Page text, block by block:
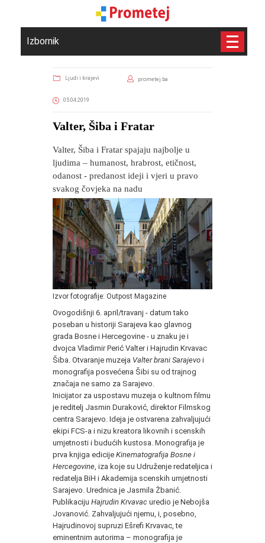
Izbornik
Ljudi i krajevi prometej.ba
05.04.2019
Valter, Šiba i Fratar
Valter, Šiba i Fratar spajaju najbolje u
ljudima – humanost, hrabrost, etičnost,
odanost - predanost ideji i vjeri u pravo
svakog čovjeka na nadu
Izvor fotografije: Outpost Magazine
Ovogodišnji 6. april/travanj - datum tako
poseban u historiji Sarajeva kao glavnog
grada Bosne i Hercegovine - u znaku je i
dvojca Vladimir Perić Valter i Hajrudin Krvavac
Šiba. Otvaranje muzeja Valter brani Sarajevo i
monografija posvećena Šibi su od trajnog
značaja ne samo za Sarajevo.
Inicijator za uspostavu muzeja o kultnom filmu
je reditelj Jasmin Duraković, direktor Filmskog
centra Sarajevo. Ideja je ostvarena zahvaljujući
ekipi FCS-a i nizu kreatora likovnih i scenskih
umjetnosti i budućih kustosa. Monografija je
prva knjiga edicije Kinematografija Bosne i
Hercegovine , iza koje su Udruženje redateljica i
redatelja BiH i Akademija scenskih umjetnosti
Sarajevo. Urednica je Jasmila Žbanić.
Publikaciju Hajrudin Krvavac uredio je Nebojša
Jovanović. Zahvaljujući njemu, i, posebno,
Hajrudinovoj supruzi Ešrefi Krvavac, te
eminentnim autorima – monografija je